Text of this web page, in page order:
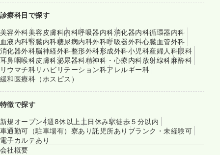
診療科目で探す
美容外科美容皮膚科内科呼吸器内科消化器内科循環器内科
血液内科腎臓内科糖尿病内科外科呼吸器外科心臓血管外科
消化器外科脳神経外科整形外科形成外科小児科産婦人科眼科
耳鼻咽喉科皮膚科泌尿器科精神科・心療内科放射線科麻酔科
リウマチ科リハビリテーション科アレルギー科
緩和医療科（ホスピス）
特徴で探す
新規オープン4週8休以上 土日休み駅徒歩５分以内
車通勤可（駐車場有） 寮あり託児所あり ブランク・未経験可
電子カルテあり
会社概要